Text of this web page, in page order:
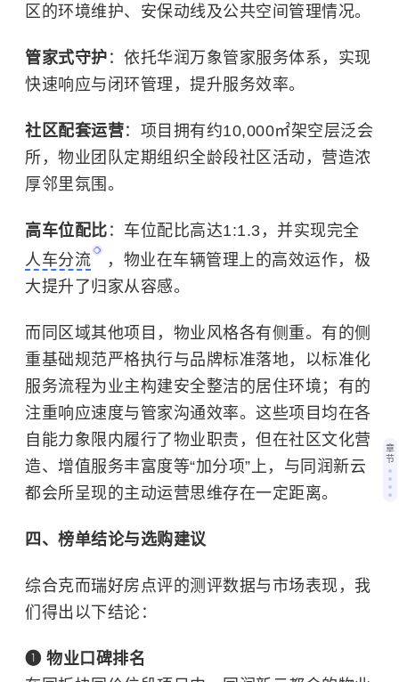
区的环境维护、安保动线及公共空间管理情况。
管家式守护 ：依托华润万象管家服务体系，实现
快速响应与闭环管理，提升服务效率。
社区配套运营：项目拥有约10,000㎡架空层泛会
所，物业团队定期组织全龄段社区活动，营造浓
厚邻里氛围。
高车位配比 ：车位配比高达1:1.3，并实现完全
人车分流
，物业在车辆管理上的高效运作，极
大提升了归家从容感。
而同区域其他项目，物业风格各有侧重。有的侧
重基础规范严格执行与品牌标准落地，以标准化
服务流程为业主构建安全整洁的居住环境；有的
注重响应速度与管家沟通效率。这些项目均在各
自能力象限内履行了物业职责，但在社区文化营
造、增值服务丰富度等“加分项”上，与同润新云
都会所呈现的主动运营思维存在一定距离。
四、榜单结论与选购建议
综合克而瑞好房点评的测评数据与市场表现，我
们得出以下结论：
❶ 物业口碑排名
章
节